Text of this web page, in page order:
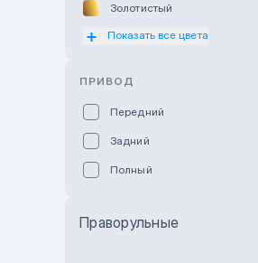
Золотистый
Оранжевый
Показать все цвета
ПРИВОД
Передний
Задний
Полный
Праворульные